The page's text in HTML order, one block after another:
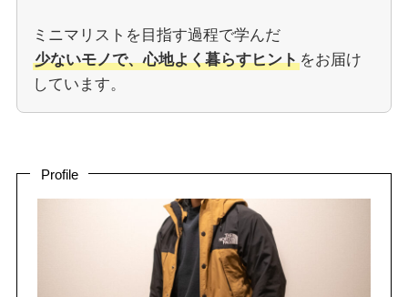
ミニマリストを目指す過程で学んだ
少ないモノで、心地よく暮らすヒントをお届け
しています。
Profile